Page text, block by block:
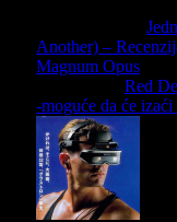
Another) –
Magnum Opus
Red
-moguće da će